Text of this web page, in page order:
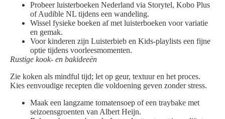
Probeer luisterboeken Nederland via Storytel, Kobo Plus
of Audible NL tijdens een wandeling.
Wissel fysieke boeken af met luisterboeken voor variatie
en gemak.
Voor kinderen zijn Luisterbieb en Kids-playlists een fijne
optie tijdens voorleesmomenten.
Rustige kook- en bakideeën
Zie koken als mindful tijd; let op geur, textuur en het proces.
Kies eenvoudige recepten die voldoening geven zonder stress.
Maak een langzame tomatensoep of een traybake met
seizoensgroenten van Albert Heijn.